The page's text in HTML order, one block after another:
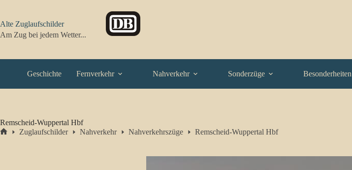
springen
Alte Zuglaufschilder
Am Zug bei jedem Wetter...
Geschichte Fernverkehr Nahverkehr Sonderzüge Besonderheiten
Remscheid-Wuppertal Hbf
Zuglaufschilder Nahverkehr Nahverkehrszüge Remscheid-Wuppertal Hbf